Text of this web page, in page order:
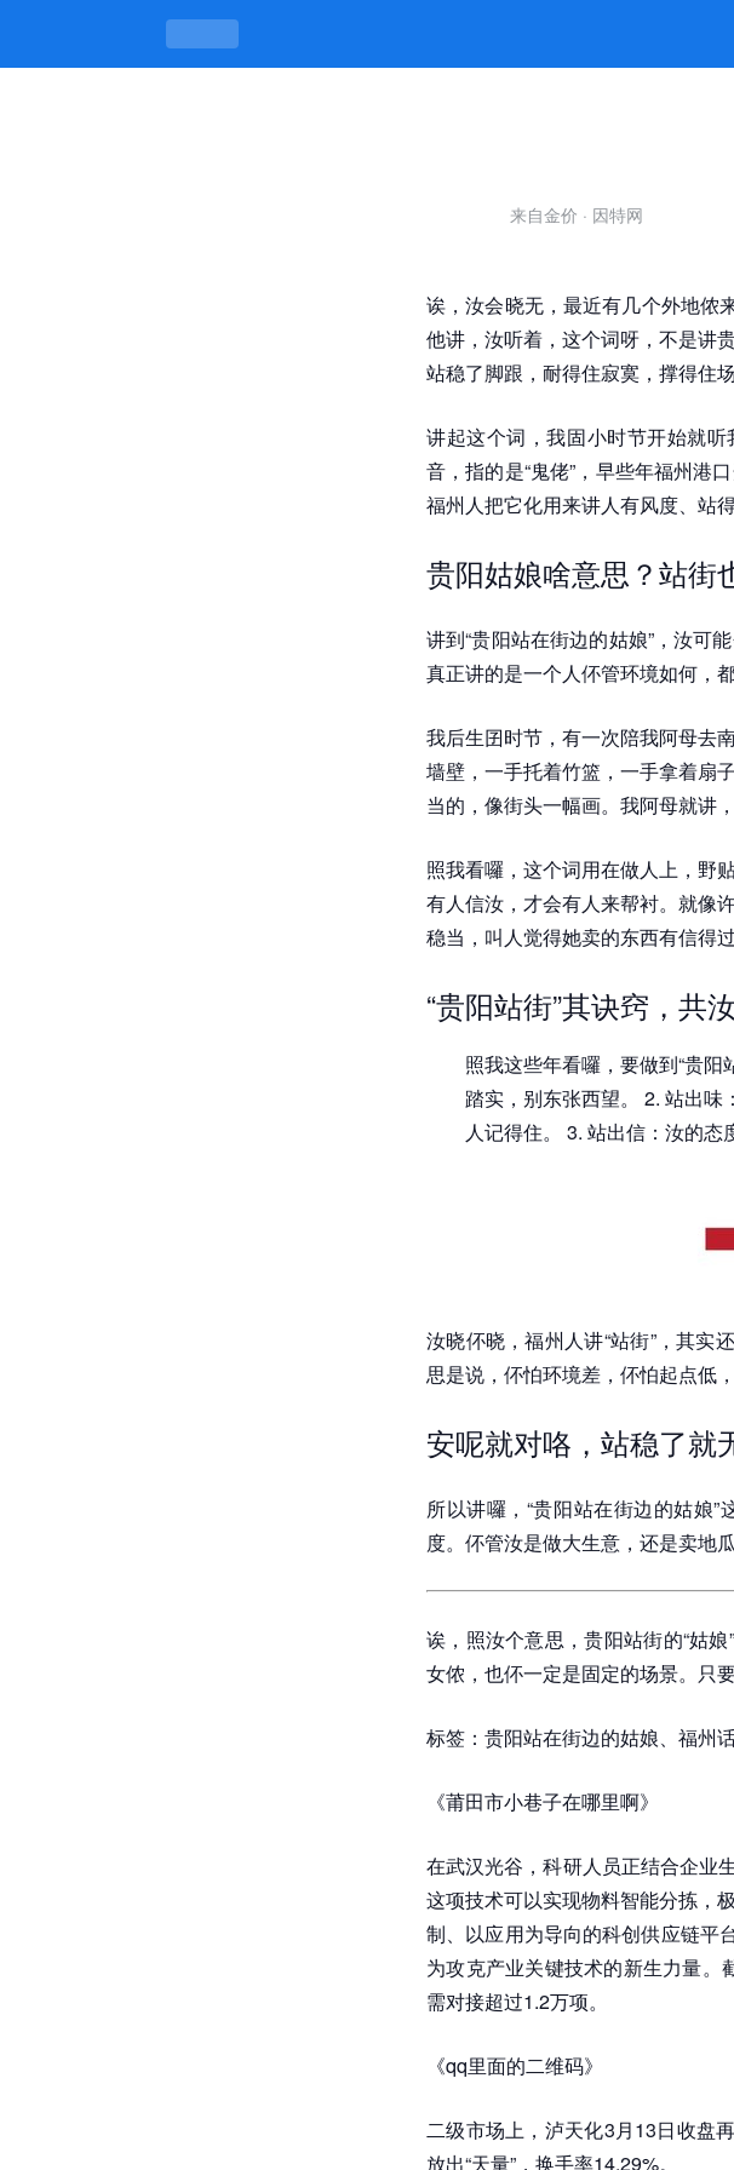
贵阳站在街边的姑娘，站得稳才有看头 -凯发旗舰
来自金价 · 因特网
诶，汝会晓无，最近有几个外地侬
他讲，汝听着，这个词呀，不是讲
站稳了脚跟，耐得住寂寞，撑得住
讲起这个词，我固小时节开始就
音，指的是“鬼佬”，早些年福州港
福州人把它化用来讲人有风度、站
贵阳姑娘啥意思？站街
讲到“贵阳站在街边的姑娘”，汝可
真正讲的是一个人伓管环境如何，
我后生囝时节，有一次陪我阿母去
墙壁，一手托着竹篮，一手拿着扇
当的，像街头一幅画。我阿母就讲
照我看囉，这个词用在做人上，野
有人信汝，才会有人来帮衬。就像
稳当，叫人觉得她卖的东西有信得过
“贵阳站街”其诀窍，共
照我这些年看囉，要做到“贵
踏实，别东张西望。 2. 站出味
人记得住。 3. 站出信：汝的态
汝晓伓晓，福州人讲“站街”，其实
思是说，伓怕环境差，伓怕起点低
安呢就对咯，站稳了就
所以讲囉，“贵阳站在街边的姑娘
度。伓管汝是做大生意，还是卖地
诶，照汝个意思，贵阳站街的“姑
女侬，也伓一定是固定的场景。只
标签：贵阳站在街边的姑娘、福州
《莆田市小巷子在哪里啊》
在武汉光谷，科研人员正结合企业
这项技术可以实现物料智能分拣，
制、以应用为导向的科创供应链平
为攻克产业关键技术的新生力量
需对接超过1.2万项。
《qq里面的二维码》
二级市场上，泸天化3月13日收盘
放出“天量”，换手率14.29%。